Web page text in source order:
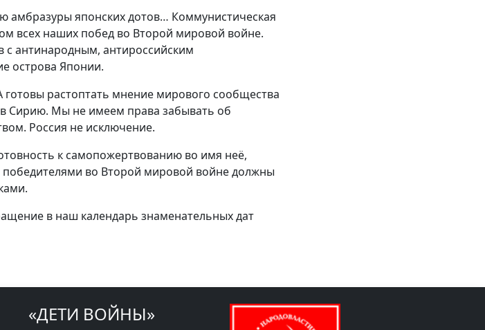
амбразуры японских дотов… Коммунистическая
всех наших побед во Второй мировой войне.
с антинародным, антироссийским
острова Японии.
растоптать мнение мирового сообщества
Сирию. Мы не имеем права забывать об
Россия не исключение.
к самопожертвованию во имя неё,
во Второй мировой войне должны
в наш календарь знаменательных дат
«ДЕТИ ВОЙНЫ»